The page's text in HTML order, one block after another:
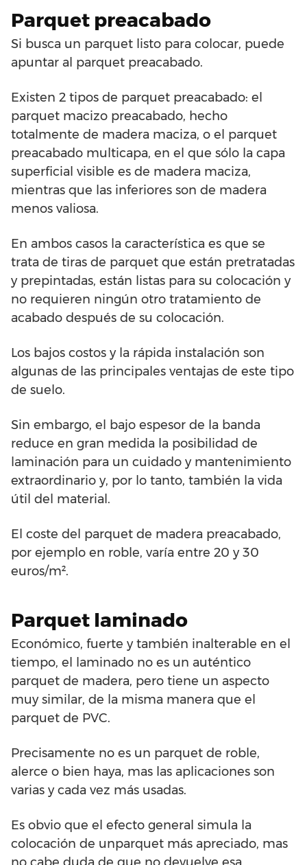
Parquet preacabado
Si busca un parquet listo para colocar, puede
apuntar al parquet preacabado.
Existen 2 tipos de parquet preacabado: el
parquet macizo preacabado, hecho
totalmente de madera maciza, o el parquet
preacabado multicapa, en el que sólo la capa
superficial visible es de madera maciza,
mientras que las inferiores son de madera
menos valiosa.
En ambos casos la característica es que se
trata de tiras de parquet que están pretratadas
y prepintadas, están listas para su colocación y
no requieren ningún otro tratamiento de
acabado después de su colocación.
Los bajos costos y la rápida instalación son
algunas de las principales ventajas de este tipo
de suelo.
Sin embargo, el bajo espesor de la banda
reduce en gran medida la posibilidad de
laminación para un cuidado y mantenimiento
extraordinario y, por lo tanto, también la vida
útil del material.
El coste del parquet de madera preacabado,
por ejemplo en roble, varía entre 20 y 30
euros/m².
Parquet laminado
Económico, fuerte y también inalterable en el
tiempo, el laminado no es un auténtico
parquet de madera, pero tiene un aspecto
muy similar, de la misma manera que el
parquet de PVC.
Precisamente no es un parquet de roble,
alerce o bien haya, mas las aplicaciones son
varias y cada vez más usadas.
Es obvio que el efecto general simula la
colocación de unparquet más apreciado, mas